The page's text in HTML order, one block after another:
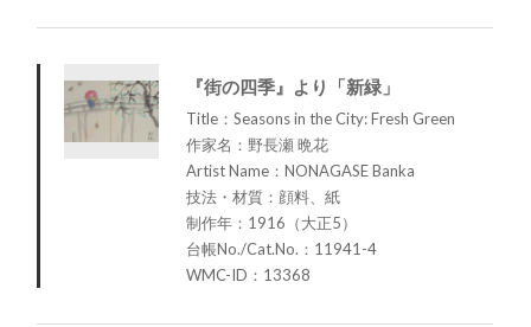
『街の四季』より「新緑」
Title：Seasons in the City: Fresh Green
作家名：野長瀬 晩花
Artist Name：NONAGASE Banka
技法・材質：顔料、紙
制作年：1916（大正5）
台帳No./Cat.No.：11941-4
WMC-ID：13368